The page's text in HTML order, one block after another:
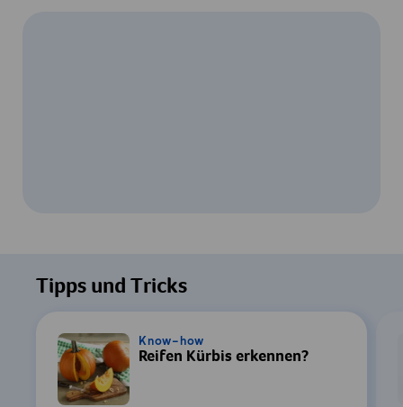
Ihre Zustimmung zur Datenverarbeitung
durch YouTube erforderlich. Details finden
Einstellungen
Tipps und Tricks
Know-how
Reifen Kürbis erkennen?